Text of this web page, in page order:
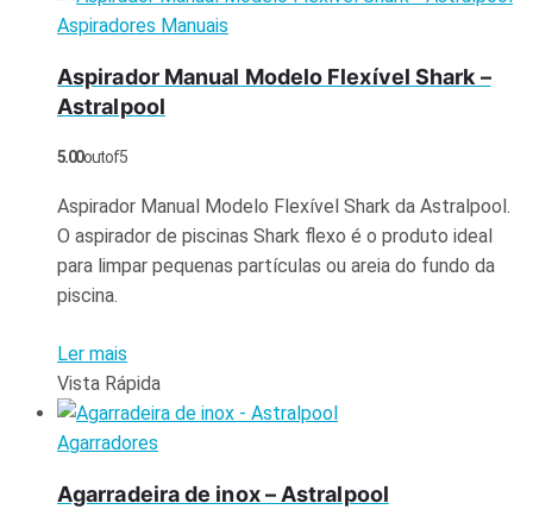
Aspiradores Manuais
Aspirador Manual Modelo Flexível Shark –
Astralpool
5.00out of 5
Aspirador Manual Modelo Flexível Shark da Astralpool.
O aspirador de piscinas Shark flexo é o produto ideal
para limpar pequenas partículas ou areia do fundo da
piscina.
Ler mais
Vista Rápida
Agarradores
Agarradeira de inox – Astralpool